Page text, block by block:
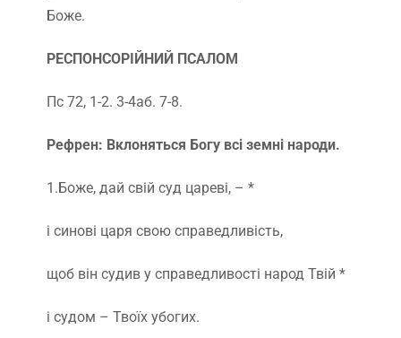
Боже.
РЕСПОНСОРІЙНИЙ ПСАЛОМ
Пс 72, 1-2. 3-4аб. 7-8.
Рефрен: Вклоняться Богу всі земні народи.
1.Боже, дай свій суд цареві, – *
і синові царя свою справедливість,
щоб він судив у справедливості народ Твій *
і судом – Твоїх убогих.